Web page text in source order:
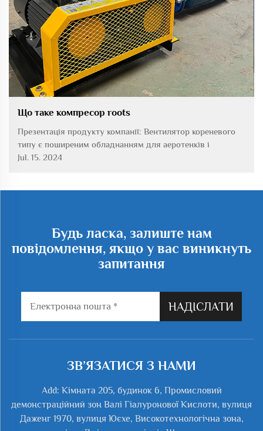
Що таке компресор roots
Презентація продукту компанії: Вентилятор кореневого
типу є поширеним обладнанням для аеротенків і
використовується для забезпечення кисню, необхідним
Jul. 15. 2024
Будь ласка, залиште нам
повідомлення, якщо у вас виникнуть
запитання
НАДІСЛАТИ
ЗВ’ЯЗАТИСЯ З НАМИ
Add: Кімната 205, будинок 6, Промисловий
демонстраційний зон Валі Гіалуронової Кислоти, вулиця
Даженг 1970, вулиця Юєхе, Високотехнологічна зона,